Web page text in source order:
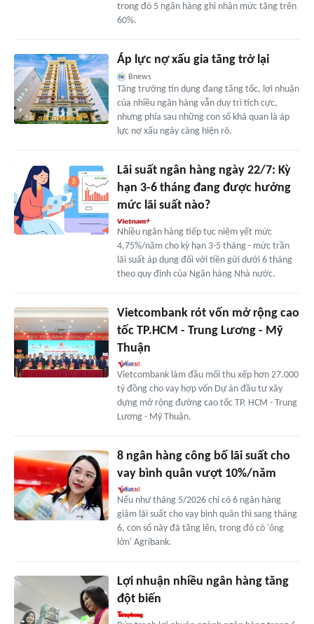
trong đó 5 ngân hàng ghi nhận mức tăng trên
60%.
Áp lực nợ xấu gia tăng trở lại
Bnews
Tăng trưởng tín dụng đang tăng tốc, lợi nhuận
của nhiều ngân hàng vẫn duy trì tích cực,
nhưng phía sau những con số khả quan là áp
lực nợ xấu ngày càng hiện rõ.
Lãi suất ngân hàng ngày 22/7: Kỳ
hạn 3-6 tháng đang được hưởng
mức lãi suất nào?
Nhiều ngân hàng tiếp tục niêm yết mức
4,75%/năm cho kỳ hạn 3-5 tháng - mức trần
lãi suất áp dụng đối với tiền gửi dưới 6 tháng
theo quy định của Ngân hàng Nhà nước.
Vietcombank rót vốn mở rộng cao
tốc TP.HCM - Trung Lương - Mỹ
Thuận
Vietcombank làm đầu mối thu xếp hơn 27.000
tỷ đồng cho vay hợp vốn Dự án đầu tư xây
dựng mở rộng đường cao tốc TP. HCM - Trung
Lương - Mỹ Thuận.
8 ngân hàng công bố lãi suất cho
vay bình quân vượt 10%/năm
Nếu như tháng 5/2026 chỉ có 6 ngân hàng
giảm lãi suất cho vay bình quân thì sang tháng
6, con số này đã tăng lên, trong đó có 'ông
lớn' Agribank.
Lợi nhuận nhiều ngân hàng tăng
đột biến